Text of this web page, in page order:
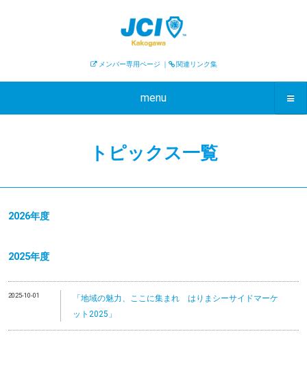
メンバー専用ページ ｜ 関連リンク集
menu
トピックス一覧
2026年度
2025年度
2025-10-01
「地域の魅力、ここに集まれ はりまシーサイドマーケ
ット2025」